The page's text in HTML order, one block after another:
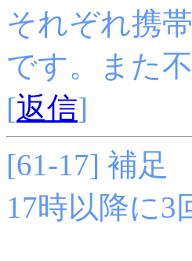
それぞれ携
です。また
[返信]
[61-17] 補足
17時以降に3